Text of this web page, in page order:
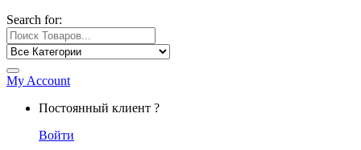
Search for:
My Account
Постоянный клиент ?
Войти